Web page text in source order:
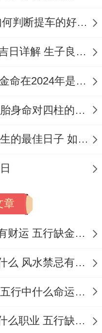
灶、伐木、斋醮
日，非常适合安
亦需严谨遵守。
初三；星期三）
、订盟，祭祀、祈
、移徙、
福寿双全！
2025年提车吉日解析 如何判断提车的好日子
农历甲辰龙年12月生子吉日详解 生子良辰的影响因素
辛金2024年财官年，辛金命在2024年是财官年还是财印年
八字中的胎命身是什么,胎身命对四柱的影响
2024年农历12月宝宝出生的最佳日子 如何挑选适合的吉日
章
五行缺金的人是不是没有财运 五行缺金的人命运好不好
五行缺火的人需要注意什么 风水禁忌有哪些
五行属什么的命运最好 五行中什么命运势旺盛
五行缺火的人适合从事什么职业 五行缺火的人适合从事的职业有哪些